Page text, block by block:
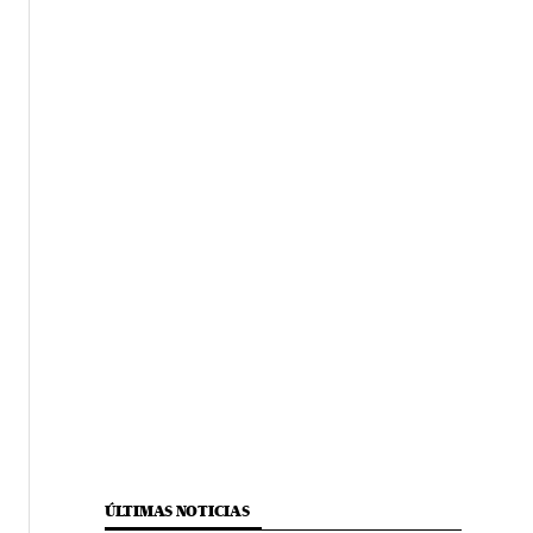
ÚLTIMAS NOTICIAS